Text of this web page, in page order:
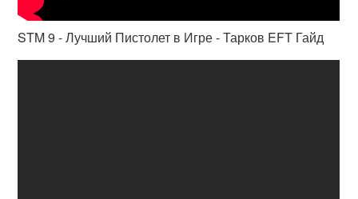
STM 9 - Лучший Пистолет в Игре - Тарков EFT Гайд